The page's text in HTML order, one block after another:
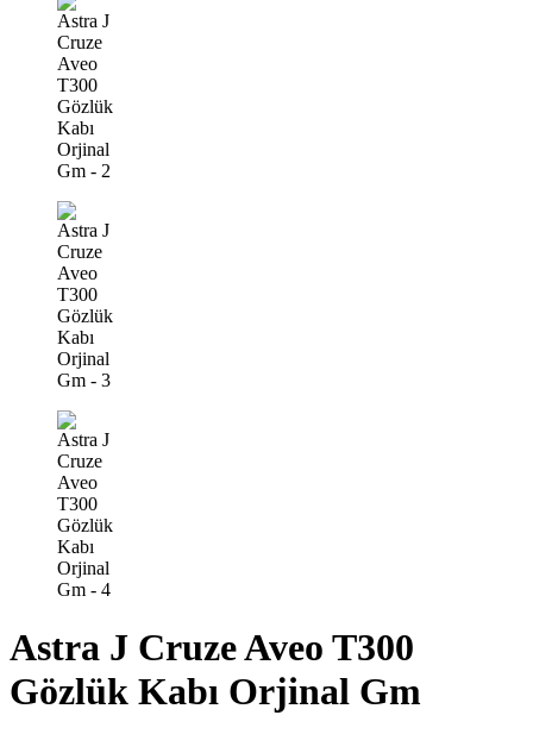
Astra J Cruze Aveo T300
Gözlük Kabı Orjinal Gm